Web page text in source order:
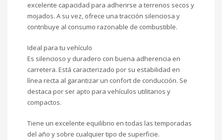
excelente capacidad para adherirse a terrenos secos y
mojados. A su vez, ofrece una tracción silenciosa y
contribuye al consumo razonable de combustible.
Ideal para tu vehículo
Es silencioso y duradero con buena adherencia en
carretera. Está caracterizado por su estabilidad en
línea recta al garantizar un confort de conducción. Se
destaca por ser apto para vehículos utilitarios y
compactos.
Tiene un excelente equilibrio en todas las temporadas
del año y sobre cualquier tipo de superficie.